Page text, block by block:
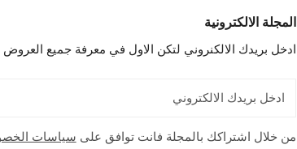
المجلة الالكترونية
ادخل بريدك الالكنروني لتكن الاول في معرفة جميع العروض
الإلكتروني
من خلال اشتراكك بالمجلة فانت توافق على سياسات